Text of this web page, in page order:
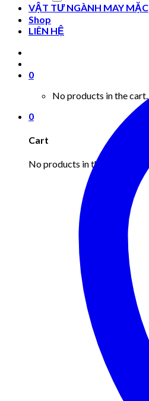
VẬT TƯ NGÀNH MAY MẶC
Shop
LIÊN HỆ
0
No products in the cart.
0
Cart
No products in the cart.